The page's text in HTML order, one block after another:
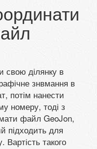
свою ділянку в
знвмання в
потім нанести
номеру, тоді з
файл GeoJon,
підходить для
Вартість такого